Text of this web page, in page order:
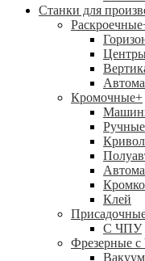
Станки для
Раскроечные
Кромочные+
Ручные
Клей
С ЧПУ
Фрезерные